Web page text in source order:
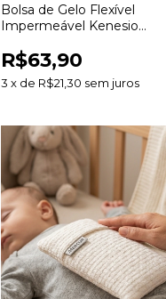
Bolsa de Gelo Flexível
Impermeável Kenesio
Compressas
R$63,90
3 x de R$21,30 sem juros